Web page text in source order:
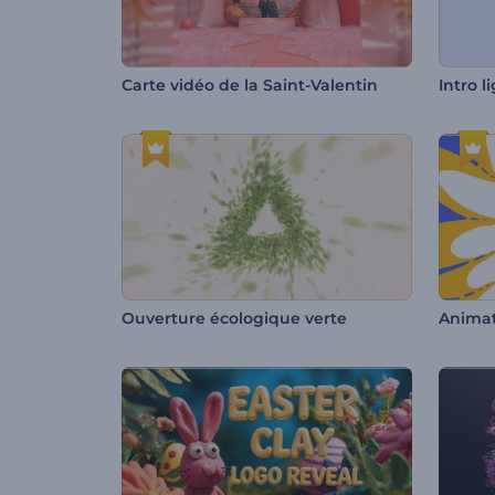
Carte vidéo de la Saint-Valentin
Ouverture écologique verte